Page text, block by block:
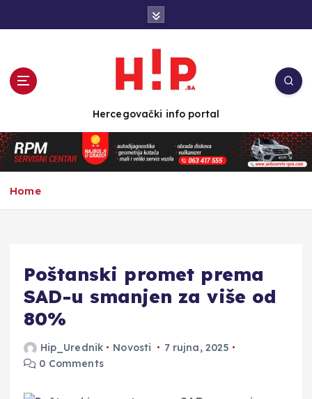
n
t
e
Hercegovački info portal
Home
Poštanski promet prema
SAD-u smanjen za više od
80%
Hip_Urednik Novosti
7 rujna, 2025
0 Comments